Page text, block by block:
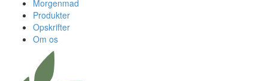
Morgenmad
Produkter
Opskrifter
Om os